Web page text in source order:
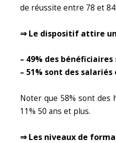
de réussite entre 78 et
⇒ Le dispositif attire
– 49% des
– 51% sont des
Noter que 58% sont des
11% 50 ans et plus.
⇒ Les niveaux de